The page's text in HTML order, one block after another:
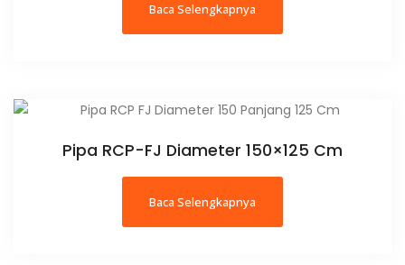
Baca Selengkapnya
Pipa RCP-FJ Diameter 150×125 Cm
Baca Selengkapnya